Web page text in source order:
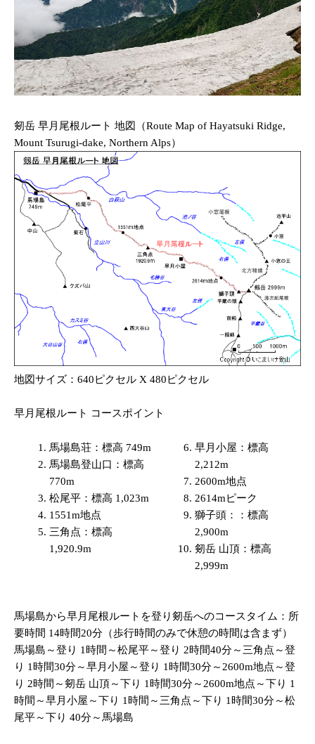
剱岳 早月尾根ルート 地図（Route Map of Hayatsuki Ridge,
Mount Tsurugi-dake, Northern Alps）
地図サイズ：640ピクセル X 480ピクセル
早月尾根ルート コースポイント
馬場島荘：標高 749m
馬場島登山口：標高
770m
松尾平：標高 1,023m
1551m地点
三角点：標高
1,920.9m
早月小屋：標高
2,212m
2600m地点
2614mピーク
獅子頭：：標高
2,900m
剱岳 山頂：標高
2,999m
馬場島から早月尾根ルートを登り剱岳へのコースタイム：所
要時間 14時間20分（歩行時間のみで休憩の時間は含まず）
馬場島～登り 1時間～松尾平～登り 2時間40分～三角点～登
り 1時間30分～早月小屋～登り 1時間30分～2600m地点～登
り 2時間～剱岳 山頂～下り 1時間30分～2600m地点～下り 1
時間～早月小屋～下り 1時間～三角点～下り 1時間30分～松
尾平～下り 40分～馬場島